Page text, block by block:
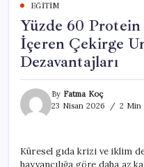
EĞITIM
Yüzde 60
İçeren Çekirge
Dezavantajları
By Fatma Koç
23 Nisan 2026
2 Min
Küresel gıda krizi ve iklim
hayvancılığa göre daha az